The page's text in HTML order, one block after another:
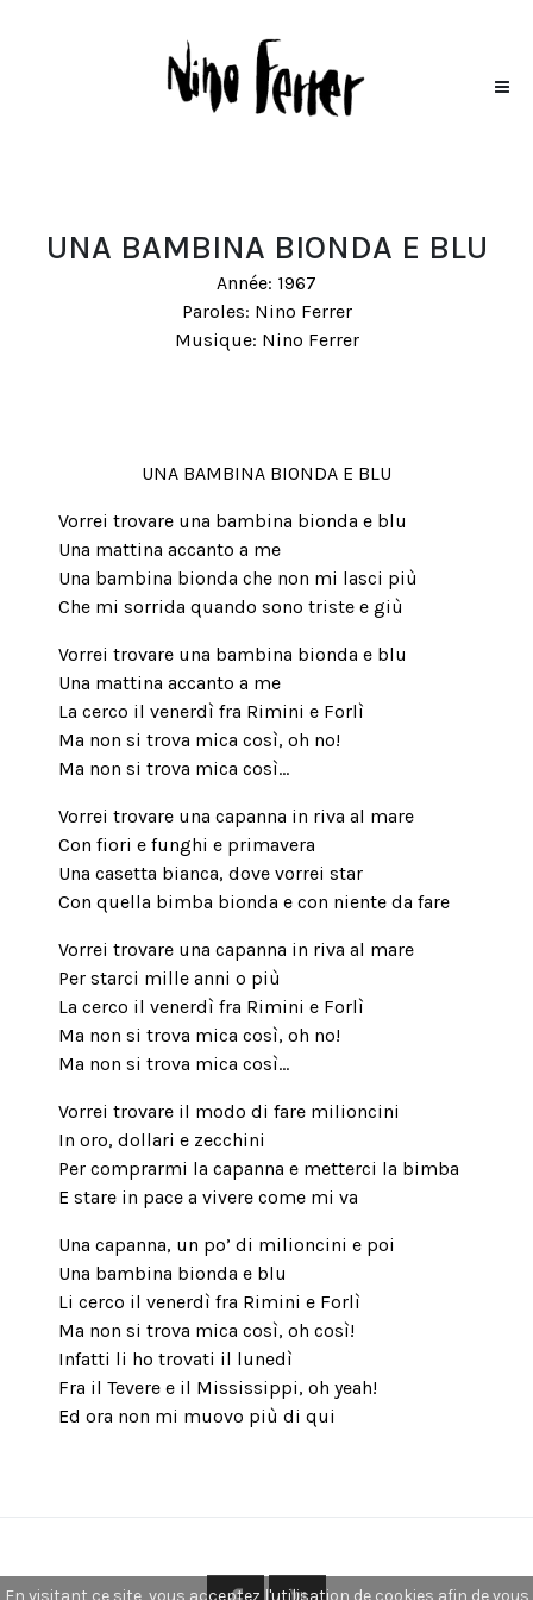
UNA BAMBINA BIONDA E BLU
Année: 1967
Paroles: Nino Ferrer
Musique: Nino Ferrer
UNA BAMBINA BIONDA E BLU
Vorrei trovare una bambina bionda e blu
Una mattina accanto a me
Una bambina bionda che non mi lasci più
Che mi sorrida quando sono triste e giù
Vorrei trovare una bambina bionda e blu
Una mattina accanto a me
La cerco il venerdì fra Rimini e Forlì
Ma non si trova mica così, oh no!
Ma non si trova mica così…
Vorrei trovare una capanna in riva al mare
Con fiori e funghi e primavera
Una casetta bianca, dove vorrei star
Con quella bimba bionda e con niente da fare
Vorrei trovare una capanna in riva al mare
Per starci mille anni o più
La cerco il venerdì fra Rimini e Forlì
Ma non si trova mica così, oh no!
Ma non si trova mica così…
Vorrei trovare il modo di fare milioncini
In oro, dollari e zecchini
Per comprarmi la capanna e metterci la bimba
E stare in pace a vivere come mi va
Una capanna, un po’ di milioncini e poi
Una bambina bionda e blu
Li cerco il venerdì fra Rimini e Forlì
Ma non si trova mica così, oh così!
Infatti li ho trovati il lunedì
Fra il Tevere e il Mississippi, oh yeah!
Ed ora non mi muovo più di qui
En visitant ce site, vous acceptez l'utilisation de cookies afin de vous